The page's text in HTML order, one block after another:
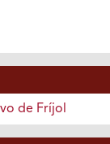
de Fríjol